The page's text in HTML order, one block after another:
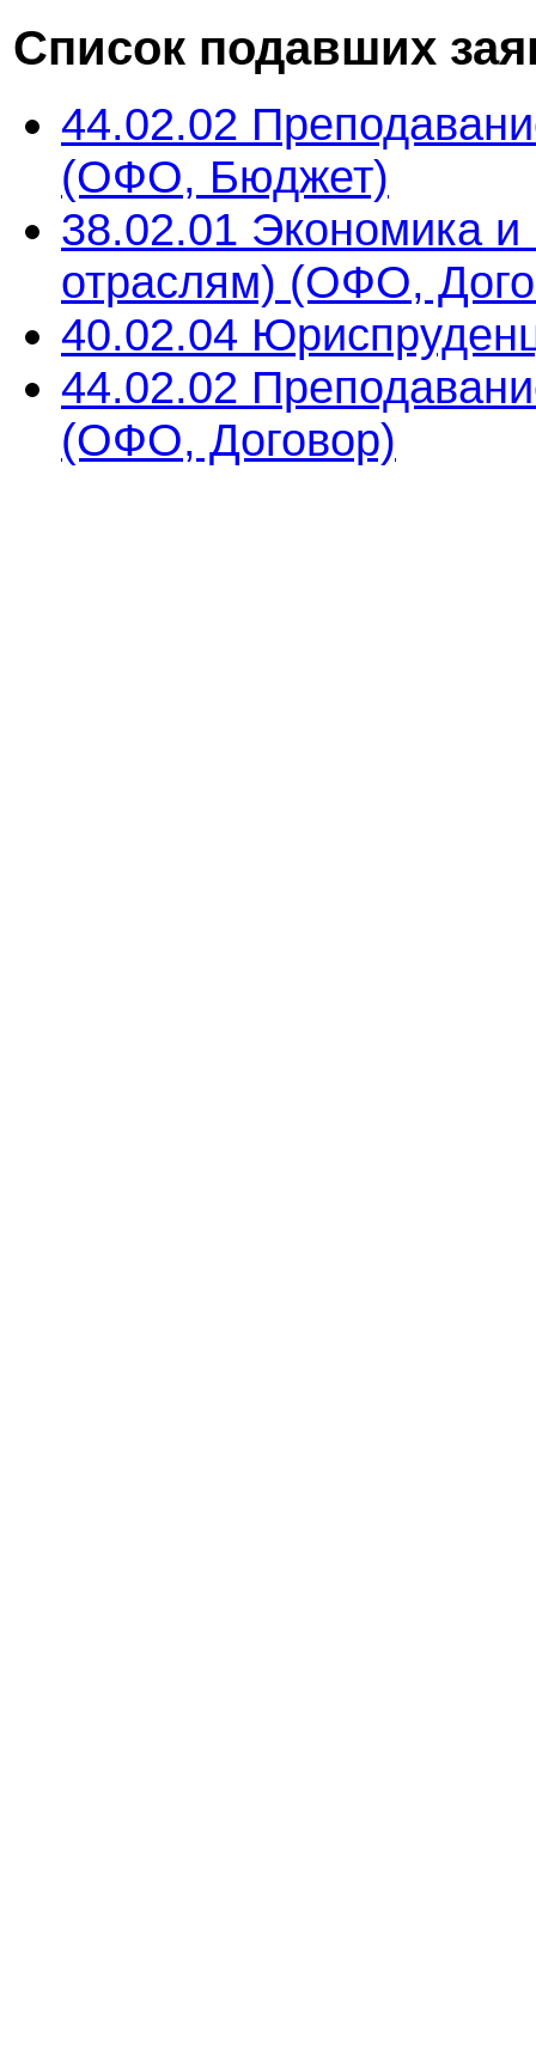
Список подавших
44.02.02
(ОФО, Бюджет)
38.02.01 Экономика и
отраслям) (ОФО,
40.02.04
44.02.02
(ОФО, Договор)